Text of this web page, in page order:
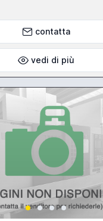
contatta
vedi di più